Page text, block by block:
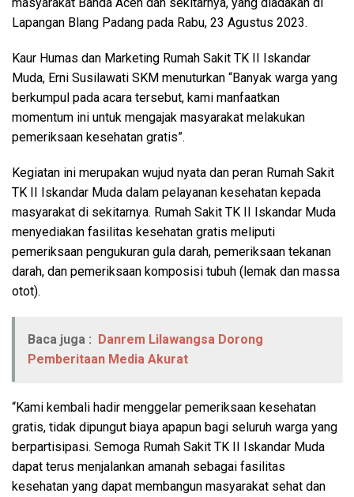
Lapangan Blang Padang pada Rabu, 23 Agustus 2023.
Kaur Humas dan Marketing Rumah Sakit TK II Iskandar
Muda, Erni Susilawati SKM menuturkan “Banyak warga yang
berkumpul pada acara tersebut, kami manfaatkan
momentum ini untuk mengajak masyarakat melakukan
pemeriksaan kesehatan gratis”.
Kegiatan ini merupakan wujud nyata dan peran Rumah Sakit
TK II Iskandar Muda dalam pelayanan kesehatan kepada
masyarakat di sekitarnya. Rumah Sakit TK II Iskandar Muda
menyediakan fasilitas kesehatan gratis meliputi
pemeriksaan pengukuran gula darah, pemeriksaan tekanan
darah, dan pemeriksaan komposisi tubuh (lemak dan massa
otot).
Baca juga :
Danrem Lilawangsa Dorong
Pemberitaan Media Akurat
“Kami kembali hadir menggelar pemeriksaan kesehatan
gratis, tidak dipungut biaya apapun bagi seluruh warga yang
berpartisipasi. Semoga Rumah Sakit TK II Iskandar Muda
dapat terus menjalankan amanah sebagai fasilitas
kesehatan yang dapat membangun masyarakat sehat dan